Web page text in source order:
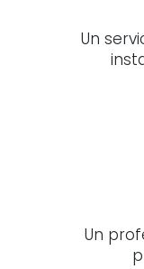
Un
Un